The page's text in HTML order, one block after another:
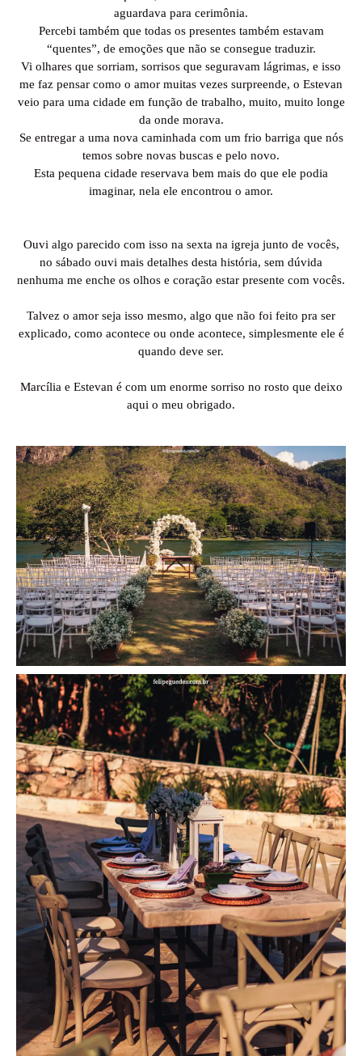
aguardava para cerimônia.
Percebi também que todas os presentes também estavam
“quentes”, de emoções que não se consegue traduzir.
Vi olhares que sorriam, sorrisos que seguravam lágrimas, e isso
me faz pensar como o amor muitas vezes surpreende, o Estevan
veio para uma cidade em função de trabalho, muito, muito longe
da onde morava.
Se entregar a uma nova caminhada com um frio barriga que nós
temos sobre novas buscas e pelo novo.
Esta pequena cidade reservava bem mais do que ele podia
imaginar, nela ele encontrou o amor.
Ouvi algo parecido com isso na sexta na igreja junto de vocês,
no sábado ouvi mais detalhes desta história, sem dúvida
nenhuma me enche os olhos e coração estar presente com vocês.
Talvez o amor seja isso mesmo, algo que não foi feito pra ser
explicado, como acontece ou onde acontece, simplesmente ele é
quando deve ser.
Marcília e Estevan é com um enorme sorriso no rosto que deixo
aqui o meu obrigado.